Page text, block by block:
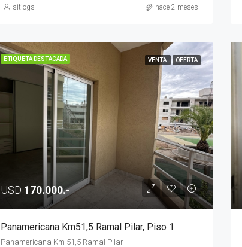
sitiogs hace 2 meses
ETIQUETA DESTACADA VENTA OFERTA
USD 170.000.-
Panamericana Km51,5 Ramal Pilar, Piso 1
Panamericana Km 51,5 Ramal Pilar